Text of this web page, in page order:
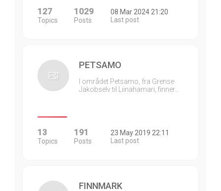
127
Topics
1029
Posts
08 Mar 2024 21:20
Last post
PETSAMO
I området Petsamo, fra Grense
Jakobselv til Liinahamari, finner…
13
Topics
191
Posts
23 May 2019 22:11
Last post
FINNMARK